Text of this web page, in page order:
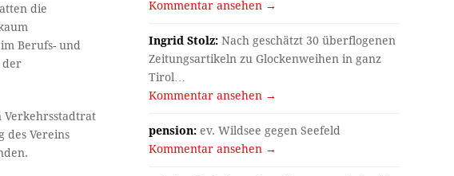
die
Berufs- und
der
Verkehrsstadtrat
des Vereins
Kommentar ansehen →
Ingrid Stolz: Nach geschätzt 30 überflogenen
Zeitungsartikeln zu Glockenweihen in ganz
Tirol…
Kommentar ansehen →
pension: ev. Wildsee gegen Seefeld
Kommentar ansehen →